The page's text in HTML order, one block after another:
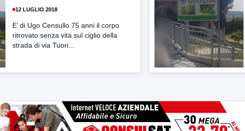
12 LUGLIO 2018
E’ di Ugo Censullo 75 anni il corpo
ritrovato senza vita sul ciglio della
strada di via Tuori...